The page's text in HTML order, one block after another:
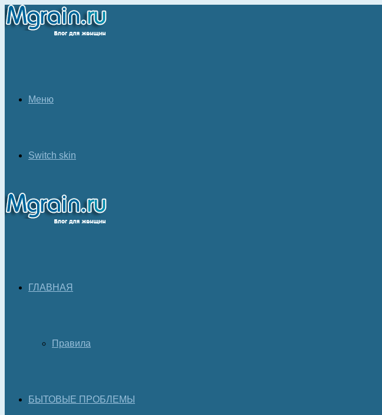
Меню
Switch skin
ГЛАВНАЯ
Правила
БЫТОВЫЕ ПРОБЛЕМЫ